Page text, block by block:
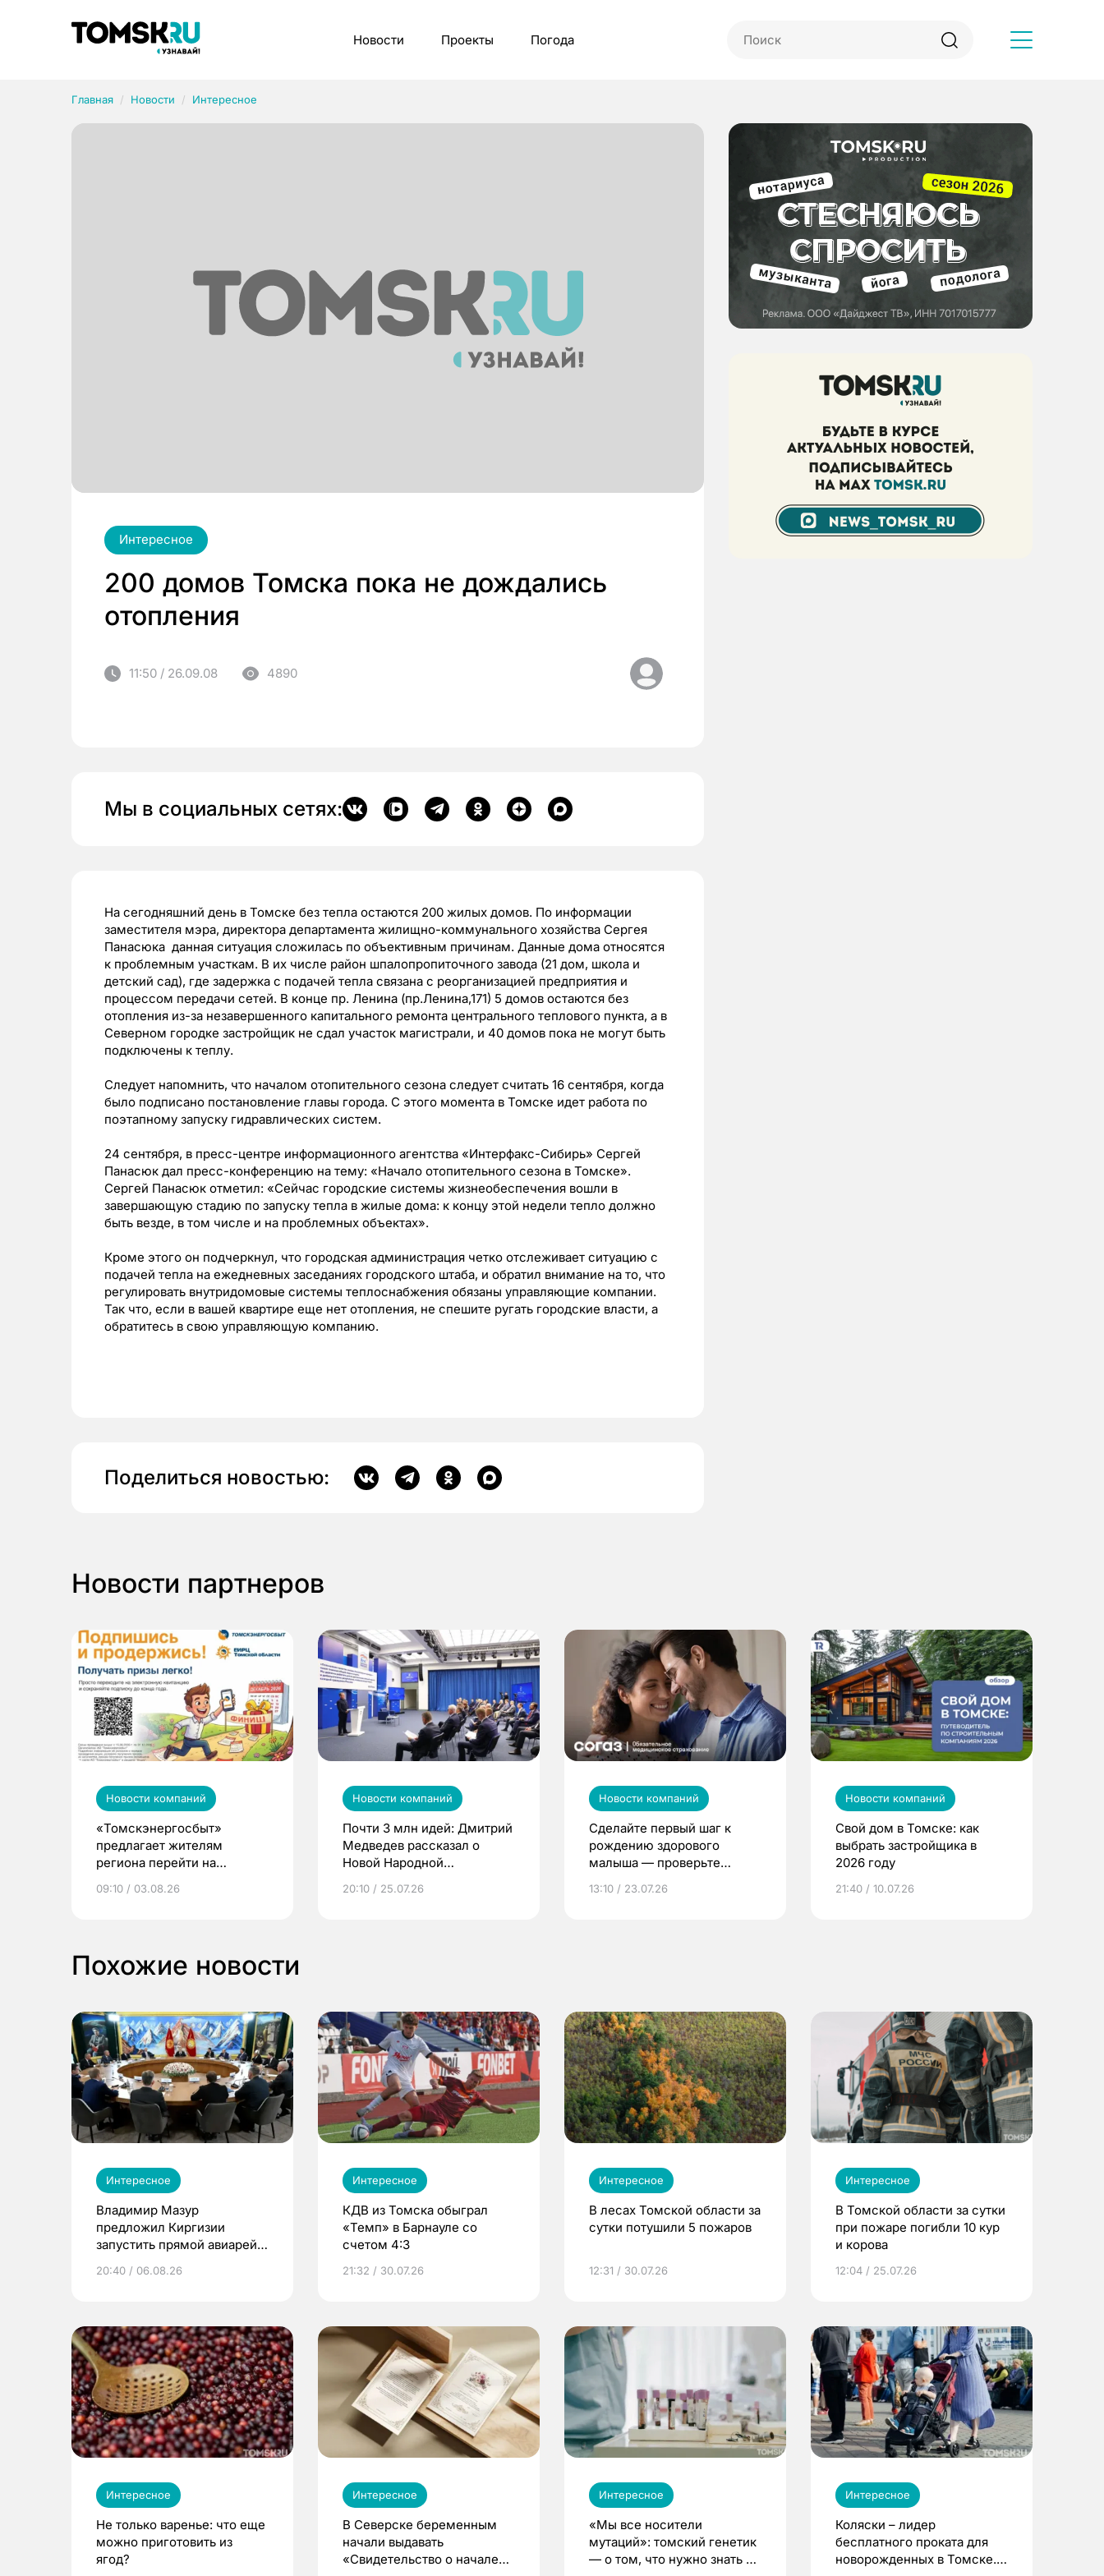
Новости Проекты Погода
Главная Новости Интересное
Интересное
200 домов Томска пока не дождались
отопления
11:50 / 26.09.08 4890
Мы в социальных сетях:
На сегодняшний день в Томске без тепла остаются 200 жилых домов. По информации
заместителя мэра, директора департамента жилищно-коммунального хозяйства Сергея
Панасюка данная ситуация сложилась по объективным причинам. Данные дома относятся
к проблемным участкам. В их числе район шпалопропиточного завода (21 дом, школа и
детский сад), где задержка с подачей тепла связана с реорганизацией предприятия и
процессом передачи сетей. В конце пр. Ленина (пр.Ленина,171) 5 домов остаются без
отопления из-за незавершенного капитального ремонта центрального теплового пункта, а в
Северном городке застройщик не сдал участок магистрали, и 40 домов пока не могут быть
подключены к теплу.
Следует напомнить, что началом отопительного сезона следует считать 16 сентября, когда
было подписано постановление главы города. С этого момента в Томске идет работа по
поэтапному запуску гидравлических систем.
24 сентября, в пресс-центре информационного агентства «Интерфакс-Сибирь» Сергей
Панасюк дал пресс-конференцию на тему: «Начало отопительного сезона в Томске».
Сергей Панасюк отметил: «Сейчас городские системы жизнеобеспечения вошли в
завершающую стадию по запуску тепла в жилые дома: к концу этой недели тепло должно
быть везде, в том числе и на проблемных объектах».
Кроме этого он подчеркнул, что городская администрация четко отслеживает ситуацию с
подачей тепла на ежедневных заседаниях городского штаба, и обратил внимание на то, что
регулировать внутридомовые системы теплоснабжения обязаны управляющие компании.
Так что, если в вашей квартире еще нет отопления, не спешите ругать городские власти, а
обратитесь в свою управляющую компанию.
Поделиться новостью:
Новости партнеров
Новости компаний
«Томскэнергосбыт»
предлагает жителям
региона перейти на
выиграть призы
09:10 / 03.08.26
Новости компаний
Почти 3 млн идей: Дмитрий
Медведев рассказал о
Новой Народной
20:10 / 25.07.26
Новости компаний
Сделайте первый шаг к
рождению здорового
малыша — проверьте
по ОМС!
13:10 / 23.07.26
Новости компаний
Свой дом в Томске: как
выбрать застройщика в
2026 году
21:40 / 10.07.26
Похожие новости
Интересное
Владимир Мазур
предложил Киргизии
запустить прямой авиарейс
20:40 / 06.08.26
Интересное
КДВ из Томска обыграл
«Темп» в Барнауле со
счетом 4:3
21:32 / 30.07.26
Интересное
В лесах Томской области за
сутки потушили 5 пожаров
12:31 / 30.07.26
Интересное
В Томской области за сутки
при пожаре погибли 10 кур
и корова
12:04 / 25.07.26
Интересное
Не только варенье: что еще
можно приготовить из
ягод?
Интересное
В Северске беременным
начали выдавать
«Свидетельство о начале
Интересное
«Мы все носители
мутаций»: томский генетик
— о том, что нужно знать до
Интересное
Коляски – лидер
бесплатного проката для
новорожденных в Томске.
Рубрики